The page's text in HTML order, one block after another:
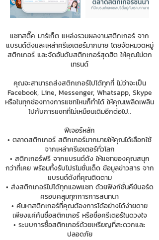
แชทสติ๊ค มาร์เก็ต แหล่งรวมผลงานสติกเกอร์ จาก
แบรนด์ดังและเหล่าครีเอเตอร์มากมาย โดยจัดหมวดหมู่
สติกเกอร์ และจัดอันดับสติกเกอร์สุดฮิต ให้คุณไม่ตก
เทรนด์
คุณจะสามารถส่งสติกเกอร์ไปได้ทุกที่ ไม่ว่าจะเป็น
Facebook, Line, Messenger, Whatsapp, Skype
หรือในทุกช่องทางการแชทไหนก็ทำได้ ให้คุณเพลิดเพลิน
ไปกับการแชทที่ไม่เหมือนเดิมอีกต่อไป..
ฟีเจอร์หลัก
• ตลาดสติกเกอร์ สติกเกอร์มากมายให้คุณได้เลือกใช้
จากเหล่าครีเอเตอร์ทั่วโลก
• สติกเกอร์ฟรี จากแบรนด์ดัง ให้แชทของคุณสนุก
กว่าที่เคย พร้อมทั้งรับโปรโมชั่นเด็ด ข้อมูลข่าวสาร จาก
แบรนด์ดังที่คุณติดตาม
• ส่งสติกเกอร์ไปได้ทุกแอพแชท ด้วยฟังก์ชั่นคีย์บอร์ด
ครอบคลุมทุกการการสนทนา
• ค้นหาสติกเกอร์ที่คุณต้องการได้อย่างได้ง่ายดาย
เพียงแค่ค้นชื่อสติกเกอร์ หรือชื่อครีเตอร์ในดวงใจ
• ระบบการซื้อสติกเกอร์ด้วยเหรียญที่สะดวกและ
ปลอดภัย